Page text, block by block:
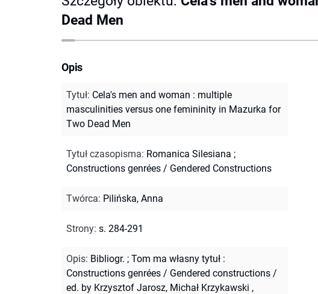
Dead Men
Opis
Tytuł: Cela's men and woman : multiple
masculinities versus one femininity in Mazurka for
Two Dead Men
Tytuł czasopisma: Romanica Silesiana ;
Constructions genrées / Gendered Constructions
Twórca: Pilińska, Anna
Strony: s. 284-291
Opis: Bibliogr. ; Tom ma własny tytuł :
Constructions genrées / Gendered constructions /
ed. by Krzysztof Jarosz, Michał Krzykawski ,